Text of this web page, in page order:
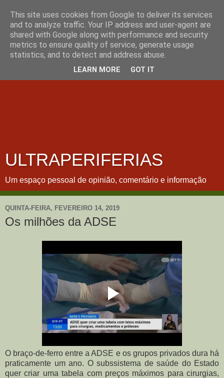
ULTRAPERIFERIAS
Um espaço pessoal de opinião, comentário e informação
QUINTA-FEIRA, FEVEREIRO 14, 2019
Os milhões da ADSE
O braço-de-ferro entre a ADSE e os grupos privados dura há
praticamente um ano. O subssistema de saúde do Estado
quer criar uma tabela com preços máximos para cirurgias,
This site uses cookies from Google to deliver its services
and to analyze traffic. Your IP address and user-agent are
shared with Google along with performance and security
metrics to ensure quality of service, generate usage
statistics, and to detect and address abuse.
LEARN MORE GOT IT